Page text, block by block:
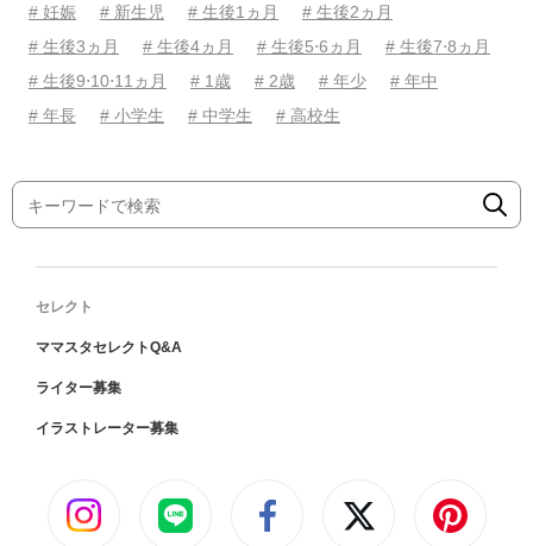
# 妊娠 # 新生児 # 生後1ヵ月
# 生後2ヵ月
# 生後3ヵ月
# 生後4ヵ月 # 生後5⋅6ヵ月
# 生後7⋅8ヵ月
# 生後9⋅10⋅11ヵ月
# 1歳 # 2歳 # 年少
# 年中
# 年長
# 小学生 # 中学生 # 高校生
セレクト
ママスタセレクトQ&A
ライター募集
イラストレーター募集